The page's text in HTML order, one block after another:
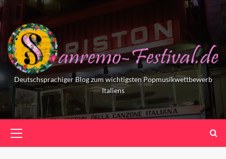
Skip
to
content
Deutschsprachiger Blog zum wichtigsten Popmusikwettbewerb
Italiens
Menu